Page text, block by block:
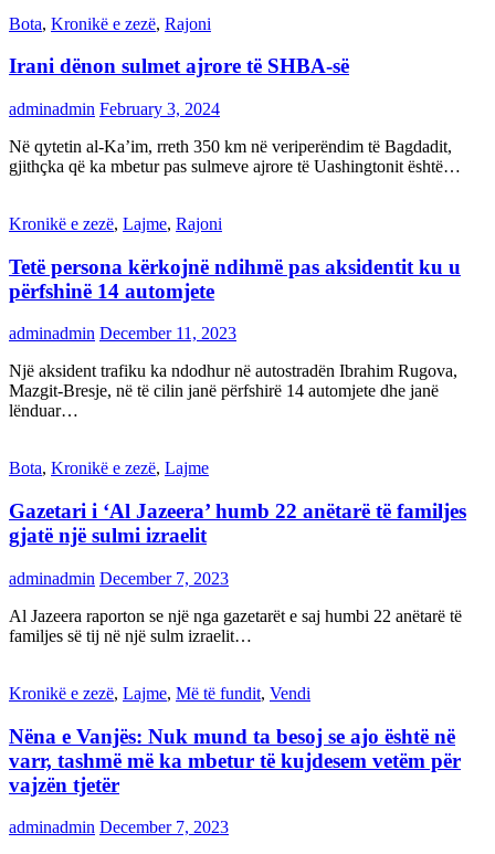
Bota, Kronikë e zezë, Rajoni
Irani dënon sulmet ajrore të SHBA-së
adminadmin February 3, 2024
Në qytetin al-Ka’im, rreth 350 km në veriperëndim të Bagdadit,
gjithçka që ka mbetur pas sulmeve ajrore të Uashingtonit është…
Kronikë e zezë, Lajme, Rajoni
Tetë persona kërkojnë ndihmë pas aksidentit ku u
përfshinë 14 automjete
adminadmin December 11, 2023
Një aksident trafiku ka ndodhur në autostradën Ibrahim Rugova,
Mazgit-Bresje, në të cilin janë përfshirë 14 automjete dhe janë
lënduar…
Bota, Kronikë e zezë, Lajme
Gazetari i ‘Al Jazeera’ humb 22 anëtarë të familjes
gjatë një sulmi izraelit
adminadmin December 7, 2023
Al Jazeera raporton se një nga gazetarët e saj humbi 22 anëtarë të
familjes së tij në një sulm izraelit…
Kronikë e zezë, Lajme, Më të fundit, Vendi
Nëna e Vanjës: Nuk mund ta besoj se ajo është në
varr, tashmë më ka mbetur të kujdesem vetëm për
vajzën tjetër
adminadmin December 7, 2023